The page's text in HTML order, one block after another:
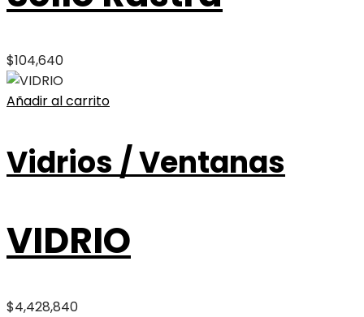
$104,640
Añadir al carrito
Vidrios / Ventanas
VIDRIO
$4,428,840